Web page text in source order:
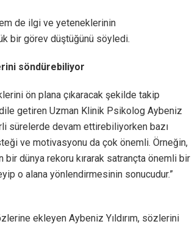
de ilgi ve yeteneklerinin
bir görev düştüğünü söyledi.
söndürebiliyor
ön plana çıkaracak şekilde takip
getiren Uzman Klinik Psikolog Aybeniz
sürelerde devam ettirebiliyorken bazı
ve motivasyonu da çok önemli. Örneğin,
dünya rekoru kırarak satrançta önemli bir
o alana yönlendirmesinin sonucudur.”
ekleyen Aybeniz Yıldırım, sözlerini